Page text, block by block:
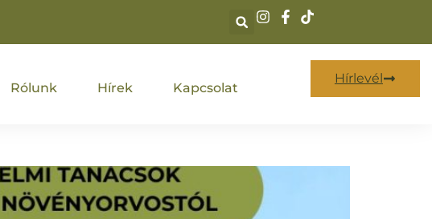
Rólunk Hírek Kapcsolat
Hírlevél